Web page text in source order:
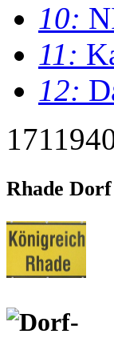
10:
11:
12:
Rhade